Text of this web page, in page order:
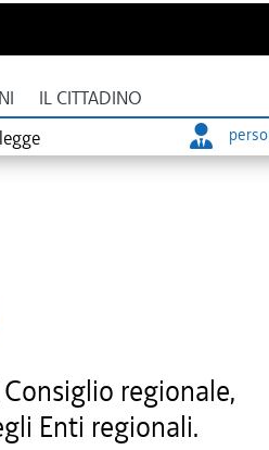
IL CITTADINO
regionale,
Enti regionali.